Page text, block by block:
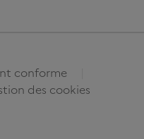
conforme
des cookies